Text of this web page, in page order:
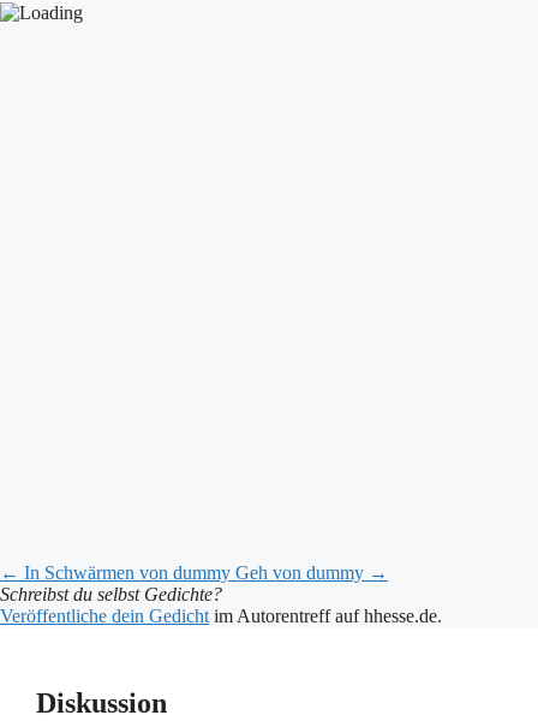
← In Schwärmen von dummy Geh von dummy →
Schreibst du selbst Gedichte?
Veröffentliche dein Gedicht im Autorentreff auf hhesse.de.
Diskussion